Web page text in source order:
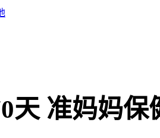
天 准妈妈保